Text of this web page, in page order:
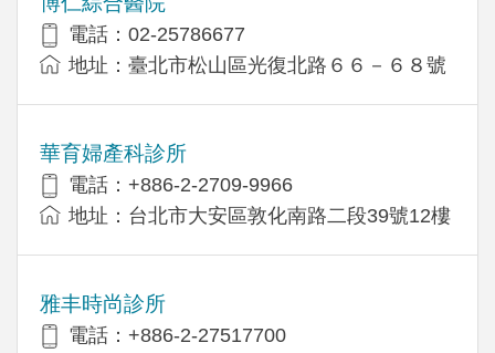
電話：02-25786677
地址：臺北市松山區光復北路６６－６８號
華育婦產科診所
電話：+886-2-2709-9966
地址：台北市大安區敦化南路二段39號12樓
雅丰時尚診所
電話：+886-2-27517700